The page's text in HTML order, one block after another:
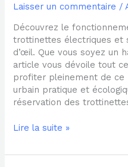
Laisser un commentaire /
Découvrez le
trottinettes électriques et
d’œil. Que vous soyez un
article vous dévoile tout
profiter pleinement de ce
urbain pratique et
réservation des
Lire la suite »